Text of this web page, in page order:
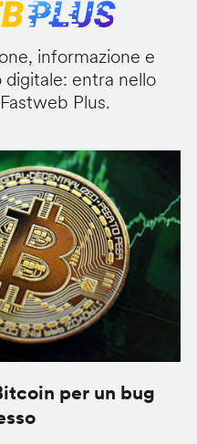
informazione e
digitale: entra nello
Plus.
per un bug